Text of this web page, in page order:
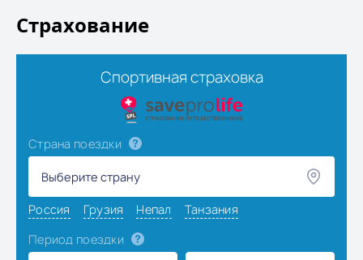
Страхование